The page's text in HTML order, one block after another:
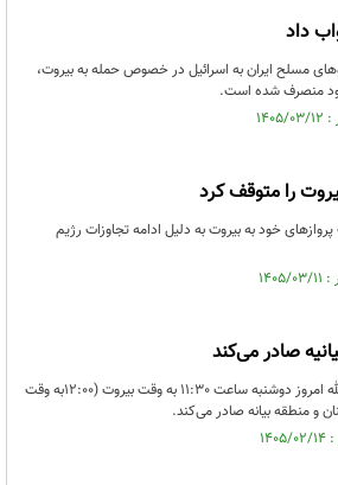
مسلح ایران به اسرائیل در خصوص حمله به بیروت،
منصرف شده است.
را متوقف کرد
خود به بیروت به دلیل ادامه تجاوزات رژیم
صادر می‌کند
شیخ نعیم قاسم، دبیرکل حزب الله امروز دوشنبه ساعت 11:30 به وقت بیروت (12:00به وقت
و منطقه بیانه صادر می‌کند.